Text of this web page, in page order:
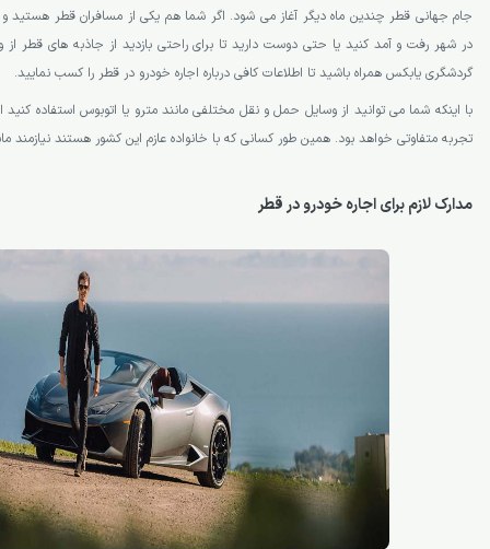
جام جهانی قطر چندین ماه دیگر آغاز می شود. اگر شما هم یکی از مسافران قطر هستید
در شهر رفت و آمد کنید یا حتی دوست دارید تا برای راحتی بازدید از جاذبه های قطر از
گردشگری یابکس همراه باشید تا اطلاعات کافی درباره اجاره خودرو در قطر را کسب نمایید.
با اینکه شما می توانید از وسایل حمل و نقل مختلفی مانند مترو یا اتوبوس استفاده
تجربه متفاوتی خواهد بود. همین طور کسانی که با خانواده عازم این کشور هستند نیازمند
مدارک لازم برای اجاره خودرو در قطر